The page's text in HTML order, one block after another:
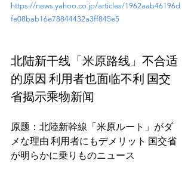
https://news.yahoo.co.jp/articles/1962aab46196d
fe08bab16e78844432a3ff845e5
北陆新干线「米原路线」不合适
的原因 利用者也面临不利 国交
省揭示乘物新闻
原题：北陸新幹線「米原ルート」がダ
メな理由 利用者にもデメリット 国交省
が明らかに乗りものニュース